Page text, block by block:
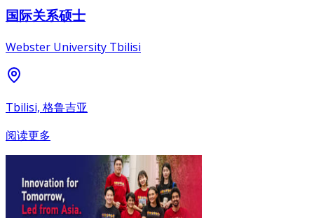
国际关系硕士
Webster University Tbilisi
Tbilisi, 格鲁吉亚
阅读更多